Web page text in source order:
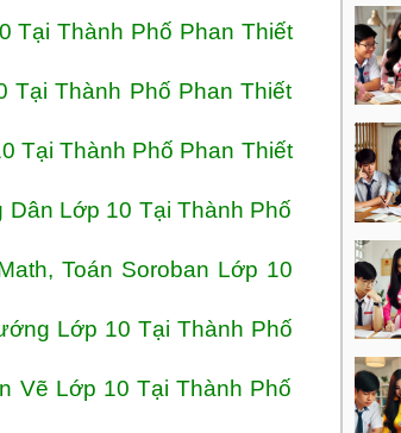
Tại Thành Phố Phan Thiết
Tại Thành Phố Phan Thiết
Tại Thành Phố Phan Thiết
Lớp 10 Tại Thành Phố
Toán Soroban Lớp 10
Lớp 10 Tại Thành Phố
Vẽ Lớp 10 Tại Thành Phố